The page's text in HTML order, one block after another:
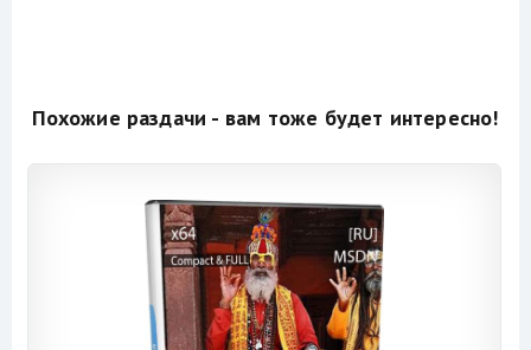
Похожие раздачи - вам тоже будет интересно!